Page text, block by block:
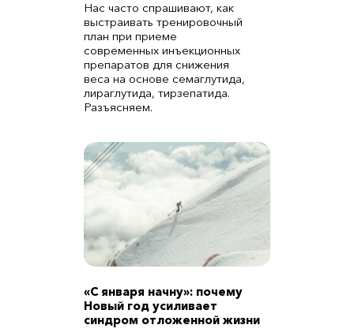
Нас часто спрашивают, как
выстраивать тренировочный
план при приеме
современных инъекционных
препаратов для снижения
веса на основе семаглутида,
лираглутида, тирзепатида.
Разъясняем.
«С января начну»: почему
Новый год усиливает
синдром отложенной жизни